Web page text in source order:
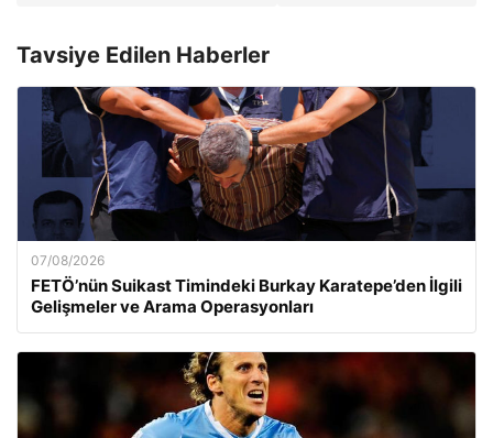
Tavsiye Edilen Haberler
07/08/2026
FETÖ’nün Suikast Timindeki Burkay Karatepe’den İlgili
Gelişmeler ve Arama Operasyonları